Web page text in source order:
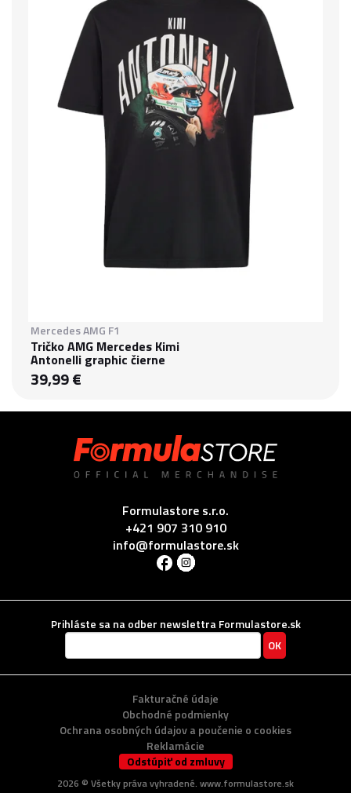
Mercedes AMG F1
Tričko AMG Mercedes Kimi
Antonelli graphic čierne
39,99 €
Formulastore s.r.o.
+421 907 310 910
info@formulastore.sk
Prihláste sa na odber newslettra Formulastore.sk
Fakturačné údaje
Obchodné podmienky
Ochrana osobných údajov a poučenie o cookies
Reklamácie
Odstúpiť od zmluvy
2026 © Všetky práva vyhradené. www.formulastore.sk